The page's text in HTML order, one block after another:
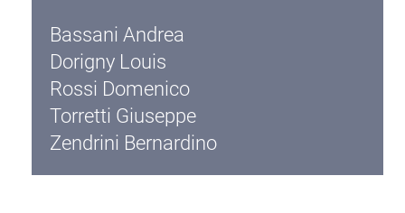
Bassani Andrea
Dorigny Louis
Rossi Domenico
Torretti Giuseppe
Zendrini Bernardino